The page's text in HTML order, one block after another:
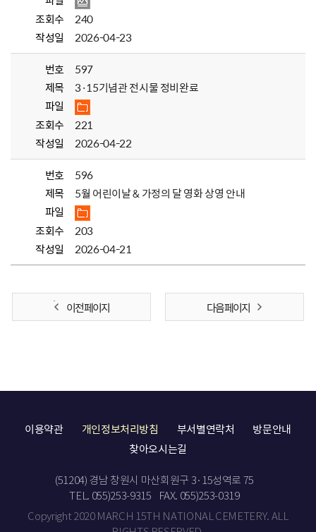
조회수
240
작성일
2026-04-23
번호
597
제목
3·15기념관 전시물 정비완료
파일
조회수
221
작성일
2026-04-22
번호
596
제목
5월 어린이날 & 가정의 달 영화 상영 안내
파일
조회수
203
작성일
2026-04-21
이전 페이지 다음 페이지
이용약관 개인정보처리방침 부서별연락처
방문안내
찾아오시는길
(51204) 경남 창원시 마산회원구 3·15성역로 75
TEL. 055)253-9315
FAX. 055)253-0319
Copyright 2020 MARCH 15TH NATIONAL CEMETERY. ALL